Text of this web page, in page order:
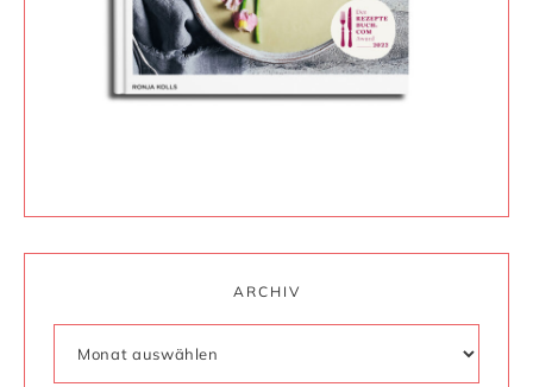
ARCHIV